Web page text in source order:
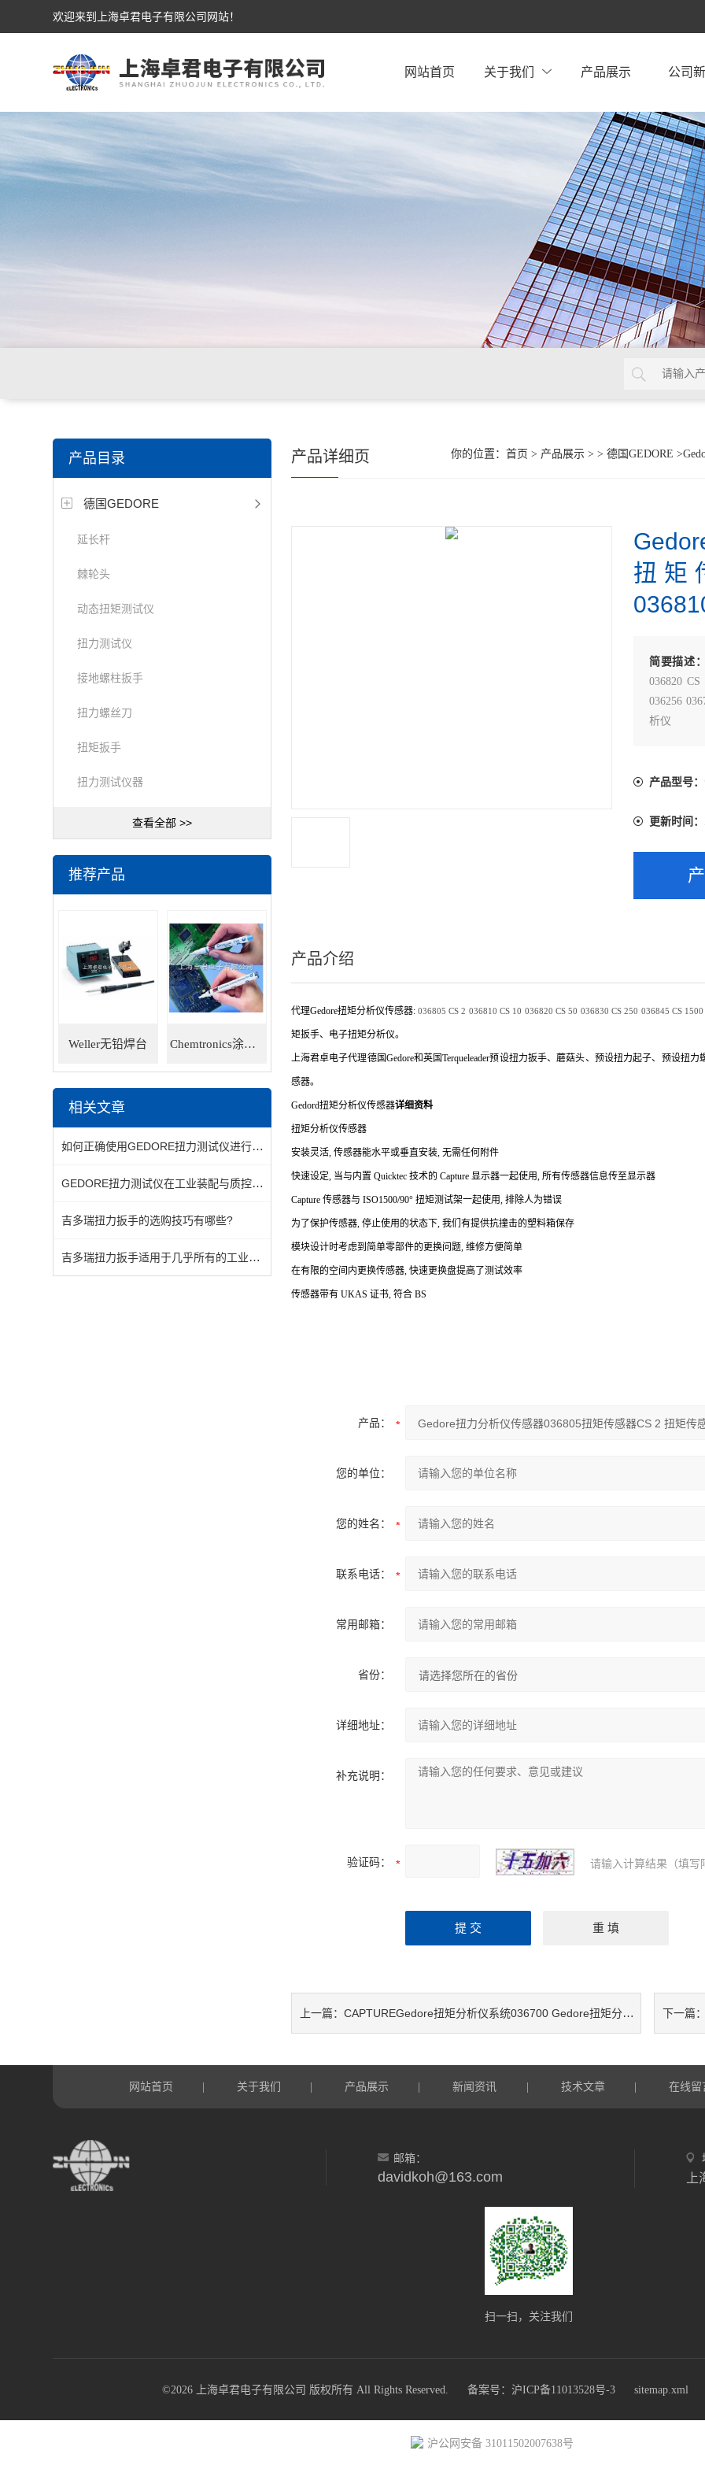
欢迎来到上海卓君电子有限公司网站！
网站首页 关于我们 产品展示 公司
产品目录
德国GEDORE
延长杆
棘轮头
动态扭矩测试仪
扭力测试仪
接地螺柱扳手
扭力螺丝刀
扭矩扳手
扭力测试仪器
查看全部 >>
推荐产品
Weller无铅焊台 Chemtronics涂层笔
相关文章
如何正确使用GEDORE扭力测试仪进行扭矩标定与校验
GEDORE扭力测试仪在工业装配与质控中的关键应用
吉多瑞扭力扳手的选购技巧有哪些?
吉多瑞扭力扳手适用于几乎所有的工业行业和制造领域
你的位置： 首页 > 产品展示> > 德国GEDORE
产品详细页
扭矩
简要描述
036820 CS
036256
析仪
产品型号：
更新时间：
产品介绍
代理Gedore扭矩分析仪传感器:036805 CS 2 036810 CS 10 036820 CS 50 036830 CS 250 036845 CS 1500
矩扳手、电子扭矩分析仪。
上海君卓电子代理德国Gedore和英国Terqueleader预设扭力扳手、蘑菇头、预设扭力起子、预设
感器。
Gedord扭矩分析仪传感器详细资料
扭矩分析仪传感器
安装灵活, 传感器能水平或垂直安装, 无需任何附件
快速设定, 当与内置 Quicktec 技术的 Capture 显示器一起使用, 所有传感器信息传至显示器
Capture 传感器与 ISO1500/90° 扭矩测试架一起使用, 排除人为错误
为了保护传感器, 停止使用的状态下, 我们有提供抗撞击的塑料箱保存
模块设计时考虑到简单零部件的更换问题, 维修方便简单
在有限的空间内更换传感器, 快速更换盘提高了测试效率
传感器带有 UKAS 证书, 符合 BS
产品：
您的单位：
您的姓名：
联系电话：
常用邮箱：
省份：
详细地址：
补充说明：
验证码： 请输入计算结果（填写
上一篇： CAPTUREGedore扭矩分析仪系统036700 Gedore扭矩分析仪系统CAPTURE 下一篇
网站首页 关于我们 产品展示 新闻资讯 技术文章 在线留
邮箱：
davidkoh@163.com
扫一扫，关注我们
©2026 上海卓君电子有限公司 版权所有 All Rights Reserved. 备案号：沪ICP备11013528号-3 sitemap.xml
沪公网安备 31011502007638号